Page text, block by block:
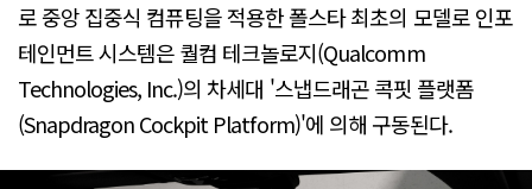
로 중앙 집중식 컴퓨팅을 적용한 폴스타 최초의 모델로 인포
테인먼트 시스템은 퀄컴 테크놀로지(Qualcomm
Technologies, Inc.)의 차세대 '스냅드래곤 콕핏 플랫폼
(Snapdragon Cockpit Platform)'에 의해 구동된다.